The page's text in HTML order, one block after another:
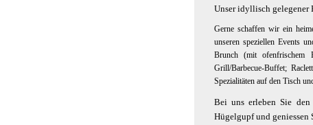
Unser idyllisch gelegener
Gerne schaffen wir ein
unseren speziellen Events
Brunch (mit ofenfrischem
Grill/Barbecue-Buffet;
Spezialitäten auf den Tisch
Bei uns erleben Sie
Hügelgupf und